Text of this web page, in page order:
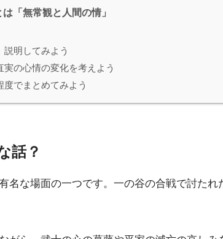
「無常観と人間の情」
明してみよう
の心情の変化を考えよう
でまとめてみよう
話？
名な場面の一つです。一の谷の合戦で討た